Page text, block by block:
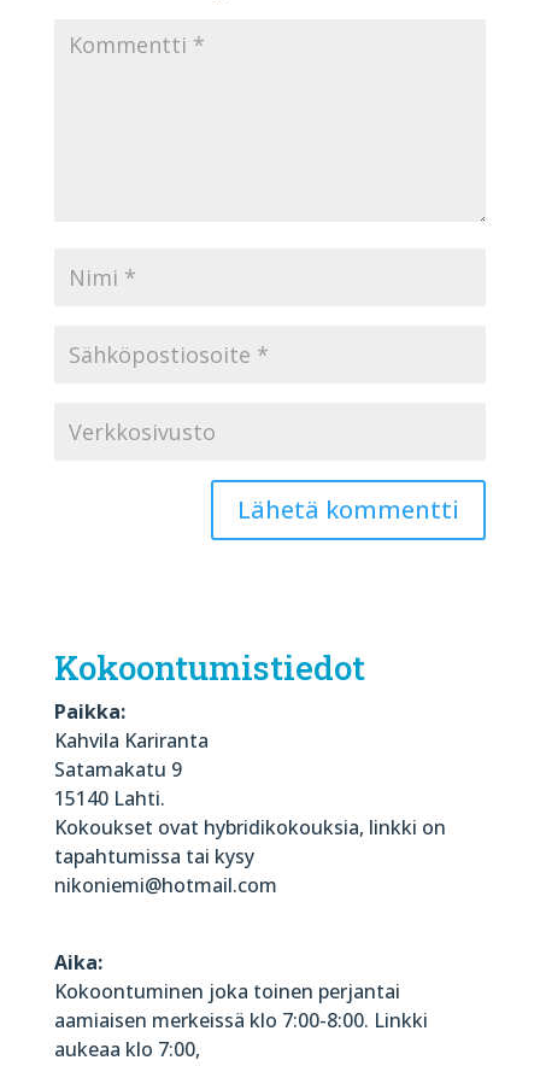
Kokoontumistiedot
Paikka:
Kahvila Kariranta
Satamakatu 9
15140 Lahti.
Kokoukset ovat hybridikokouksia, linkki on
tapahtumissa tai kysy
nikoniemi@hotmail.com
Aika:
Kokoontuminen joka toinen perjantai
aamiaisen merkeissä klo 7:00-8:00. Linkki
aukeaa klo 7:00,